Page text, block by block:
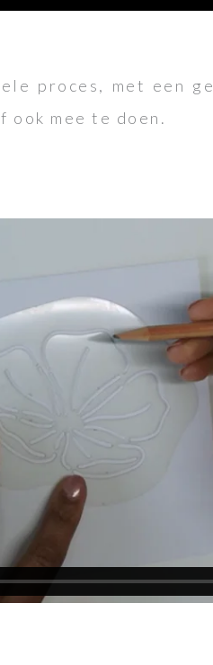
proces, met een
ook mee te doen.